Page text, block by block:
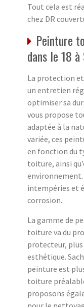
Tout cela est
chez DR
Peinture
dans le 18
La protection
un entretien
optimiser sa
vous propose
adaptée à la
variée, ces
en fonction du
toiture, ainsi
environnement.
intempéries et
corrosion.
La gamme de
toiture va du
protecteur, plus
esthétique.
peinture est
toiture
proposons